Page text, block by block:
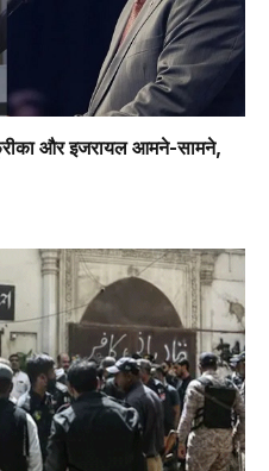
और इजरायल आमने-सामने,